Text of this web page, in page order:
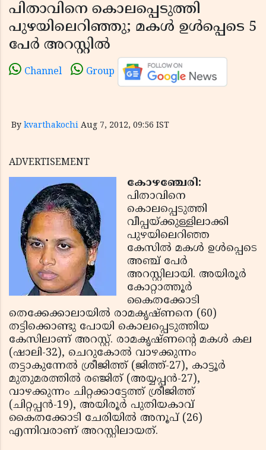
പിതാവിനെ കൊലപ്പെടുത്തി
പുഴയിലെറിഞ്ഞു; മകള്‍ ഉള്‍പ്പെടെ 5
പേര്‍ അറസ്റ്റില്‍
Channel Group
By kvarthakochi Aug 7, 2012, 09:56 IST
ADVERTISEMENT
കോഴഞ്ചേരി:
പിതാവിനെ
കൊലപ്പെടുത്തി
വീപ്പയ്ക്കുള്ളിലാക്കി
പുഴയിലെറിഞ്ഞ
കേസില്‍ മകള്‍ ഉള്‍പ്പെടെ
അഞ്ച് പേര്‍
അറസ്റ്റിലായി. അയിരൂര്‍
കോറ്റാത്തൂര്‍
കൈതക്കോടി
തെക്കേക്കാലായില്‍ രാമകൃഷ്ണനെ (60)
തട്ടിക്കൊണ്ടു പോയി കൊലപ്പെടുത്തിയ
കേസിലാണ് അറസ്റ്റ്. രാമകൃഷ്ണന്റെ മകള്‍ കല
(ഷാലി-32), ചെറുകോല്‍ വാഴക്കുന്നം
തട്ടാകുന്നേല്‍ ശ്രീജിത്ത് (ജിത്ത്-27), കാട്ടൂര്‍
മുതുമരത്തില്‍ രഞ്ജിത് (അയ്യപ്പന്‍-27),
വാഴക്കുന്നം ചിറ്റക്കാട്ടേത്ത് ശ്രീജിത്ത്
(ചിറ്റപ്പന്‍-19), അയിരൂര്‍ പുതിയകാവ്
കൈതക്കോടി ചേരിയില്‍ അനൂപ് (26)
എന്നിവരാണ് അറസ്റ്റിലായത്.